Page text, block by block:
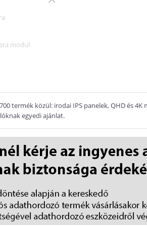
modul
termék közül: irodai IPS panelek, QHD és 4K
egyedi ajánlat.